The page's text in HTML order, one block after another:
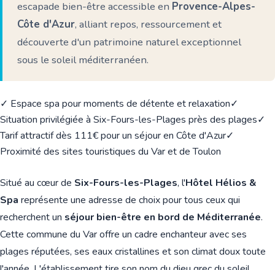
escapade bien-être accessible en Provence-Alpes-
Côte d'Azur, alliant repos, ressourcement et
découverte d'un patrimoine naturel exceptionnel
sous le soleil méditerranéen.
✓ Espace spa pour moments de détente et relaxation✓
Situation privilégiée à Six-Fours-les-Plages près des plages✓
Tarif attractif dès 111€ pour un séjour en Côte d'Azur✓
Proximité des sites touristiques du Var et de Toulon
Situé au cœur de Six-Fours-les-Plages, l'Hôtel Hélios &
Spa représente une adresse de choix pour tous ceux qui
recherchent un séjour bien-être en bord de Méditerranée.
Cette commune du Var offre un cadre enchanteur avec ses
plages réputées, ses eaux cristallines et son climat doux toute